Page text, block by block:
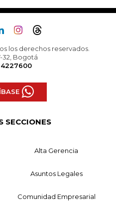
los derechos reservados.
32, Bogotá
4227600
SECCIONES
Alta Gerencia
Asuntos Legales
Comunidad Empresarial